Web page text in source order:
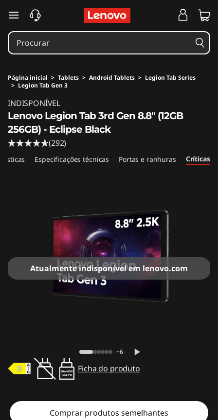
saltar para o conteúdo principal
Página inicial > Tablets > Android Tablets > Legion Tab Series
> Legion Tab Gen 3
INDISPONÍVEL
Lenovo Legion Tab 3rd Gen 8.8" (12GB
256GB) - Eclipse Black
(292)
Especificações técnicas Portas e ranhuras Críticas
Atualmente indisponível em lenovo.com
+6
20W-60W
USB PD
Ficha do produto
Comprar produtos semelhantes